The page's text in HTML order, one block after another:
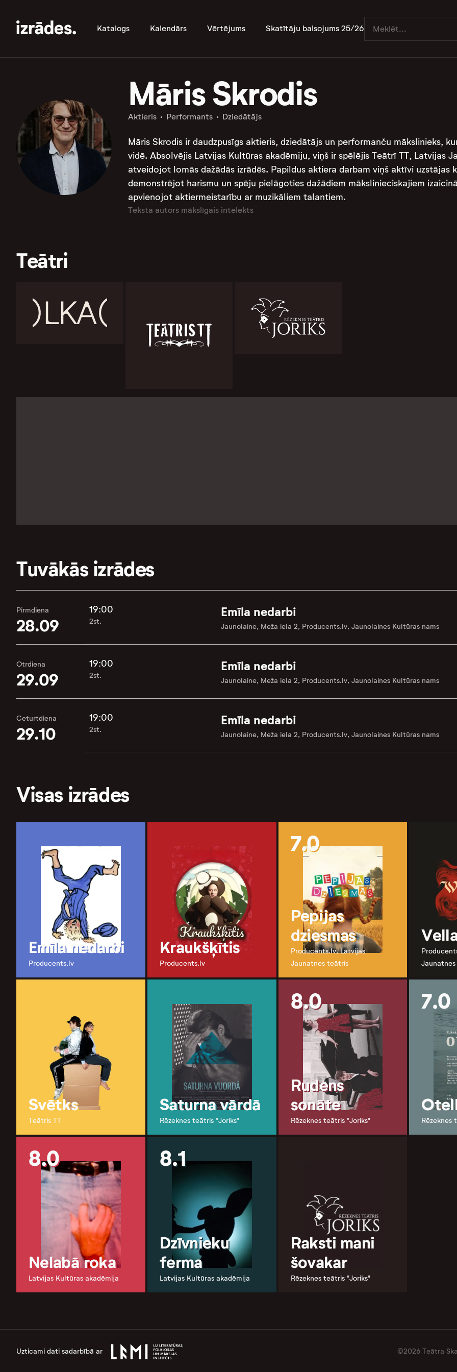
Katalogs Kalendārs Vērtējums Skatītāju balsojums 25/26
Māris Skrodis
Aktieris Performants Dziedātājs
Māris Skrodis ir daudzpusīgs aktieris, dziedātājs un performanču mākslinieks,
vidē. Absolvējis Latvijas Kultūras akadēmiju, viņš ir spēlējis Teātrī TT, Latvijas
atveidojot lomās dažādās izrādēs. Papildus aktiera darbam viņš aktīvi
demonstrējot harismu un spēju pielāgoties dažādiem mākslinieciskajiem
apvienojot aktiermeistarību ar muzikāliem talantiem.
Teksta autors mākslīgais intelekts
Teātri
Tuvākās izrādes
Pirmdiena
28.09
19:00
2st.
Emīla nedarbi
Jaunolaine, Meža iela 2, Producents.lv, Jaunolaines Kultūras nams
Otrdiena
29.09
19:00
2st.
Emīla nedarbi
Jaunolaine, Meža iela 2, Producents.lv, Jaunolaines Kultūras nams
Ceturtdiena
29.10
19:00
2st.
Emīla nedarbi
Jaunolaine, Meža iela 2, Producents.lv, Jaunolaines Kultūras nams
Visas izrādes
Emīla nedarbi
Producents.lv
Kraukšķītis
Producents.lv
7.0
Pepijas
dziesmas
Producents.lv, Latvijas
Jaunatnes teātris
Svētks
Teātris TT
Saturna vārdā
Rēzeknes teātris "Joriks"
8.0
Rudens
sonāte
Rēzeknes teātris "Joriks"
7.0
Rēzeknes
8.0
Nelabā roka
Latvijas Kultūras akadēmija
8.1
Dzīvnieku
ferma
Latvijas Kultūras akadēmija
Raksti mani
šovakar
Rēzeknes teātris "Joriks"
Uzticami dati sadarbībā ar ©2026 Teātra